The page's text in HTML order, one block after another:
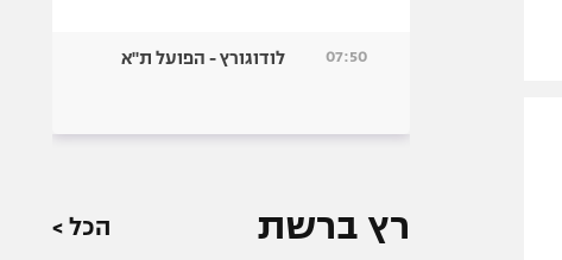
07:50 לודוגורץ - הפועל ת"א
רץ ברשת הכל >